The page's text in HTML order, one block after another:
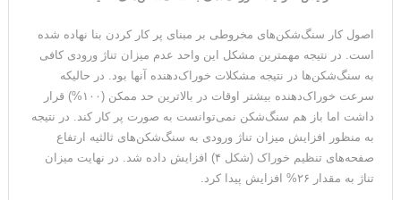
اصول کار سنگ‌شکن‌های مخروطی بر مبنای پر کار کردن بنا نهاده شده
است. در نتیجه مهمترین مشکل این واحد عدم میزان تناژ ورودی کافی
به سنگ‌شکن‌ها در نتیجه مشکلات خوراک‌دهنده آنها بود. در حالیکه
سرعت خوراک‌دهنده بیشتر اوقات در بالاترین حد ممکن (۱۰۰%) قرار
داشت اما باز هم سنگ‌شکن نمی‌توانست به صورت پر کار کند. در نتیجه
به منظور افزایش میزان تناژ ورودی به سنگ‌شکن‌های ثالثیه ارتفاع
صفحه‌های تنظیم خوراک (شکل ۴) افزایش داده شد. در نهایت میزان
تناژ به مقدار ۲۶% افزایش پیدا کرد.